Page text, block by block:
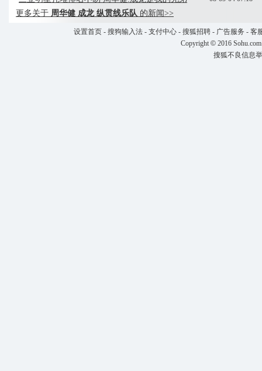
更多关于 周华健 成龙 纵贯线乐队 的新闻>>
设置首页- 搜狗输入法- 支付中心- 搜狐招聘- 广告服务 - 客
Copyright © 2016
搜狐不良信息